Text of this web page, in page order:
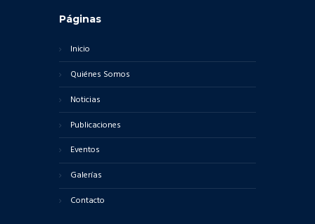
Páginas
Inicio
Quiénes Somos
Noticias
Publicaciones
Eventos
Galerías
Contacto